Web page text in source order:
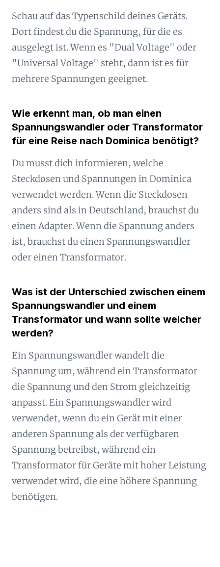
Schau auf das Typenschild deines Geräts.
Dort findest du die Spannung, für die es
ausgelegt ist. Wenn es "Dual Voltage" oder
"Universal Voltage" steht, dann ist es für
mehrere Spannungen geeignet.
Wie erkennt man, ob man einen
Spannungswandler oder Transformator
für eine Reise nach Dominica benötigt?
Du musst dich informieren, welche
Steckdosen und Spannungen in Dominica
verwendet werden. Wenn die Steckdosen
anders sind als in Deutschland, brauchst du
einen Adapter. Wenn die Spannung anders
ist, brauchst du einen Spannungswandler
oder einen Transformator.
Was ist der Unterschied zwischen einem
Spannungswandler und einem
Transformator und wann sollte welcher
werden?
Ein Spannungswandler wandelt die
Spannung um, während ein Transformator
die Spannung und den Strom gleichzeitig
anpasst. Ein Spannungswandler wird
verwendet, wenn du ein Gerät mit einer
anderen Spannung als der verfügbaren
Spannung betreibst, während ein
Transformator für Geräte mit hoher Leistung
verwendet wird, die eine höhere Spannung
benötigen.